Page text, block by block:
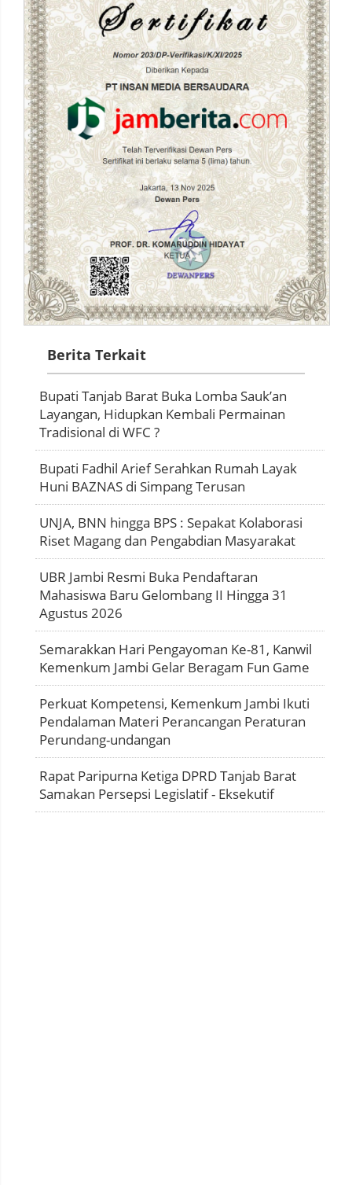
Berita Terkait
Bupati Tanjab Barat Buka Lomba Sauk’an
Layangan, Hidupkan Kembali Permainan
Tradisional di WFC ?
Bupati Fadhil Arief Serahkan Rumah Layak
Huni BAZNAS di Simpang Terusan
UNJA, BNN hingga BPS : Sepakat Kolaborasi
Riset Magang dan Pengabdian Masyarakat
UBR Jambi Resmi Buka Pendaftaran
Mahasiswa Baru Gelombang II Hingga 31
Agustus 2026
Semarakkan Hari Pengayoman Ke-81, Kanwil
Kemenkum Jambi Gelar Beragam Fun Game
Perkuat Kompetensi, Kemenkum Jambi Ikuti
Pendalaman Materi Perancangan Peraturan
Perundang-undangan
Rapat Paripurna Ketiga DPRD Tanjab Barat
Samakan Persepsi Legislatif - Eksekutif